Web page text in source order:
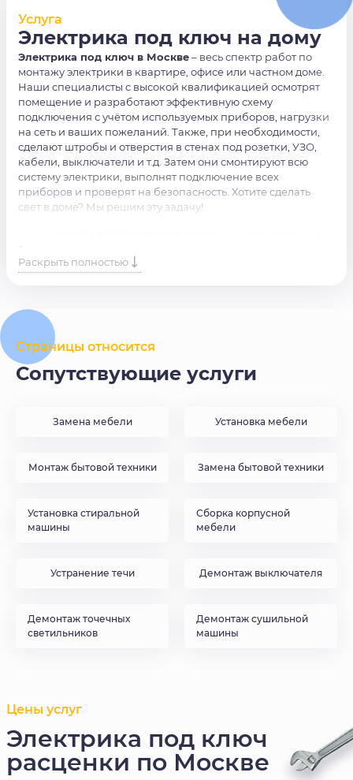
Услуга
Электрика под ключ на дому
Электрика под ключ в Москве– весь спектр работ по
монтажу электрики в квартире, офисе или частном доме.
Наши специалисты с высокой квалификацией осмотрят
помещение и разработают эффективную схему
подключения с учётом используемых приборов, нагрузки
на сеть и ваших пожеланий. Также, при необходимости,
сделают штробы и отверстия в стенах под розетки, УЗО,
кабели, выключатели и т.д. Затем они смонтируют всю
систему электрики, выполнят подключение всех
приборов и проверят на безопасность. Хотите сделать
свет в доме? Мы решим эту задачу!
свяжитесь с нами по телефону, обязательно вам поможем
в кратчайшие сроки.
Раскрыть полностью
Страницы относится
Сопутствующие услуги
Замена мебели Установка мебели
Монтаж бытовой техники Замена бытовой техники
Установка стиральной
машины
Сборка корпусной
мебели
Устранение течи Демонтаж выключателя
Демонтаж точечных
светильников
Демонтаж сушильной
машины
Цены услуг
Электрика под ключ
расценки по Москве